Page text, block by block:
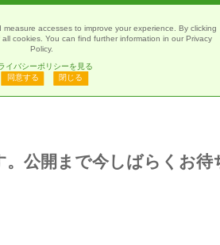
公開まで今しばらくお
accesses to improve your experience. By clicking
cookies. You can find further information in our Privacy
Policy.
イバシーポリシーを見る
同意する
閉じる